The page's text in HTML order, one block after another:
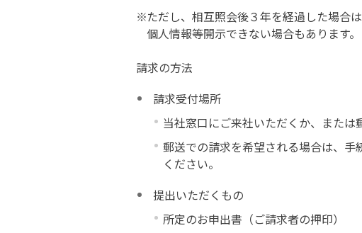
ただし、相互照会後３年を経過した場合
個人情報等開示できない場合もあります。
請求の方法
請求受付場所
当社窓口にご来社いただくか、または
郵送での請求を希望される場合は、
ください。
提出いただくもの
所定のお申出書（ご請求者の押印）